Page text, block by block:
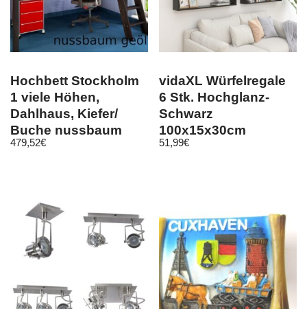
Hochbett Stockholm
1 viele Höhen,
Dahlhaus, Kiefer/
Buche nussbaum
geölt
479,52€
vidaXL Würfelregale
6 Stk. Hochglanz-
Schwarz
100x15x30cm
Holzwerkstoff
51,99€